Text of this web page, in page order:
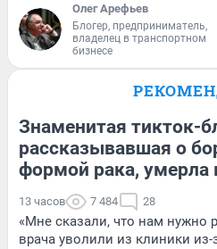
Олег Арефьев
Блогер, предприниматель,
владелец в транспортном
бизнесе
Знаменитая тикток-
рассказывавшая о
формой рака, умерла
13 часов 7 484 28
«Мне сказали, что нам нужно
врача уволили из клиники